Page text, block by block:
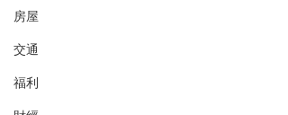
房屋
交通
福利